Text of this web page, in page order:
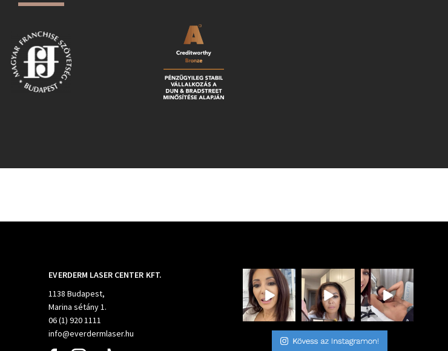
EVERDERM LASER CENTER KFT.
1138 Budapest,
Marina sétány 1.
06 (1) 920 1111
info@everdermlaser.hu